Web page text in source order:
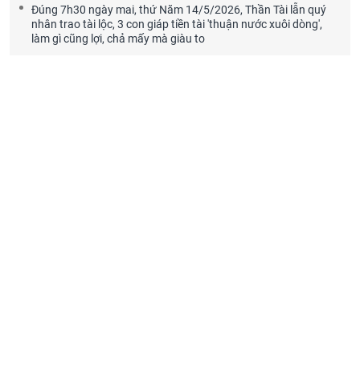
Đúng 7h30 ngày mai, thứ Năm 14/5/2026, Thần Tài lẫn quý
nhân trao tài lộc, 3 con giáp tiền tài 'thuận nước xuôi dòng',
làm gì cũng lợi, chả mấy mà giàu to